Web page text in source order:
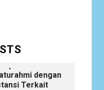
Untuk
dengan
Terkait